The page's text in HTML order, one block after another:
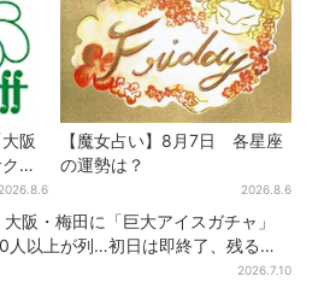
阪
サ
売
2026.8.6
【魔女占い】8月7日 各星座
の運勢は？
2026.8.6
大阪・梅田に「巨大アイスガチャ」
人以上が列…初日は即終了、残る開
2026.7.10